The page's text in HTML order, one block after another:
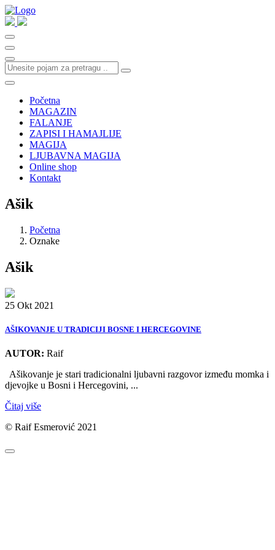
Početna
MAGAZIN
FALANJE
ZAPISI I HAMAJLIJE
MAGIJA
LJUBAVNA MAGIJA
Online shop
Kontakt
Ašik
Početna
Oznake
Ašik
25 Okt 2021
AŠIKOVANJE U TRADICIJI BOSNE I HERCEGOVINE
AUTOR: Raif
Ašikovanje je stari tradicionalni ljubavni razgovor između momka i
djevojke u Bosni i Hercegovini, ...
Čitaj više
© Raif Esmerović 2021